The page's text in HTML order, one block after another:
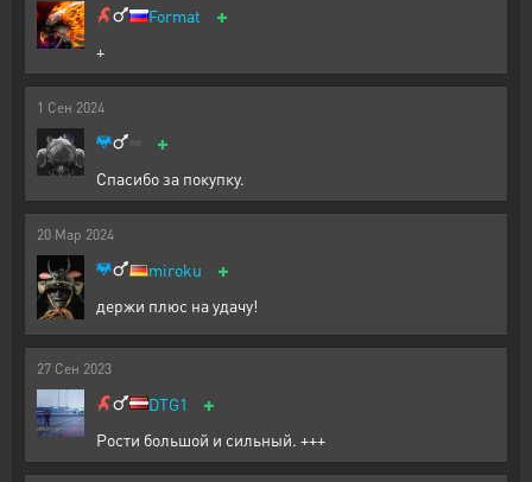
Format +
+
1 Сен 2024
+
Спасибо за покупку.
20 Мар 2024
miroku +
держи плюс на удачу!
27 Сен 2023
DTG1 +
Рости большой и сильный. +++